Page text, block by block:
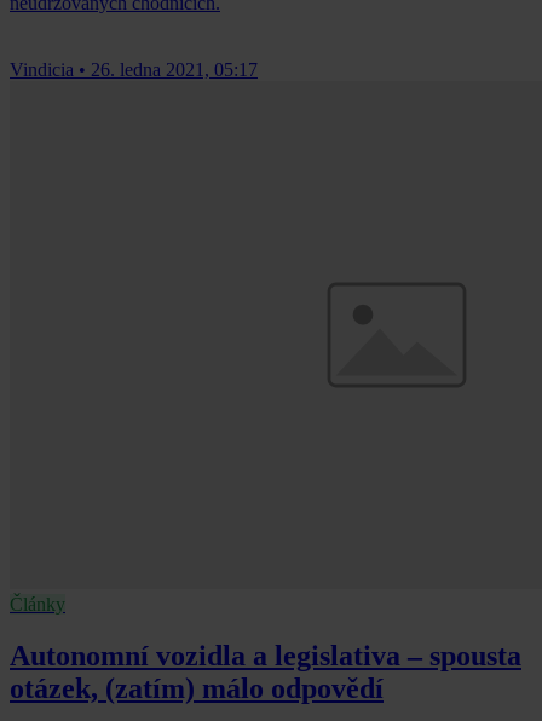
Vindicia • 26. ledna 2021, 05:17
Články
Autonomní vozidla a legislativa – spousta
otázek, (zatím) málo odpovědí